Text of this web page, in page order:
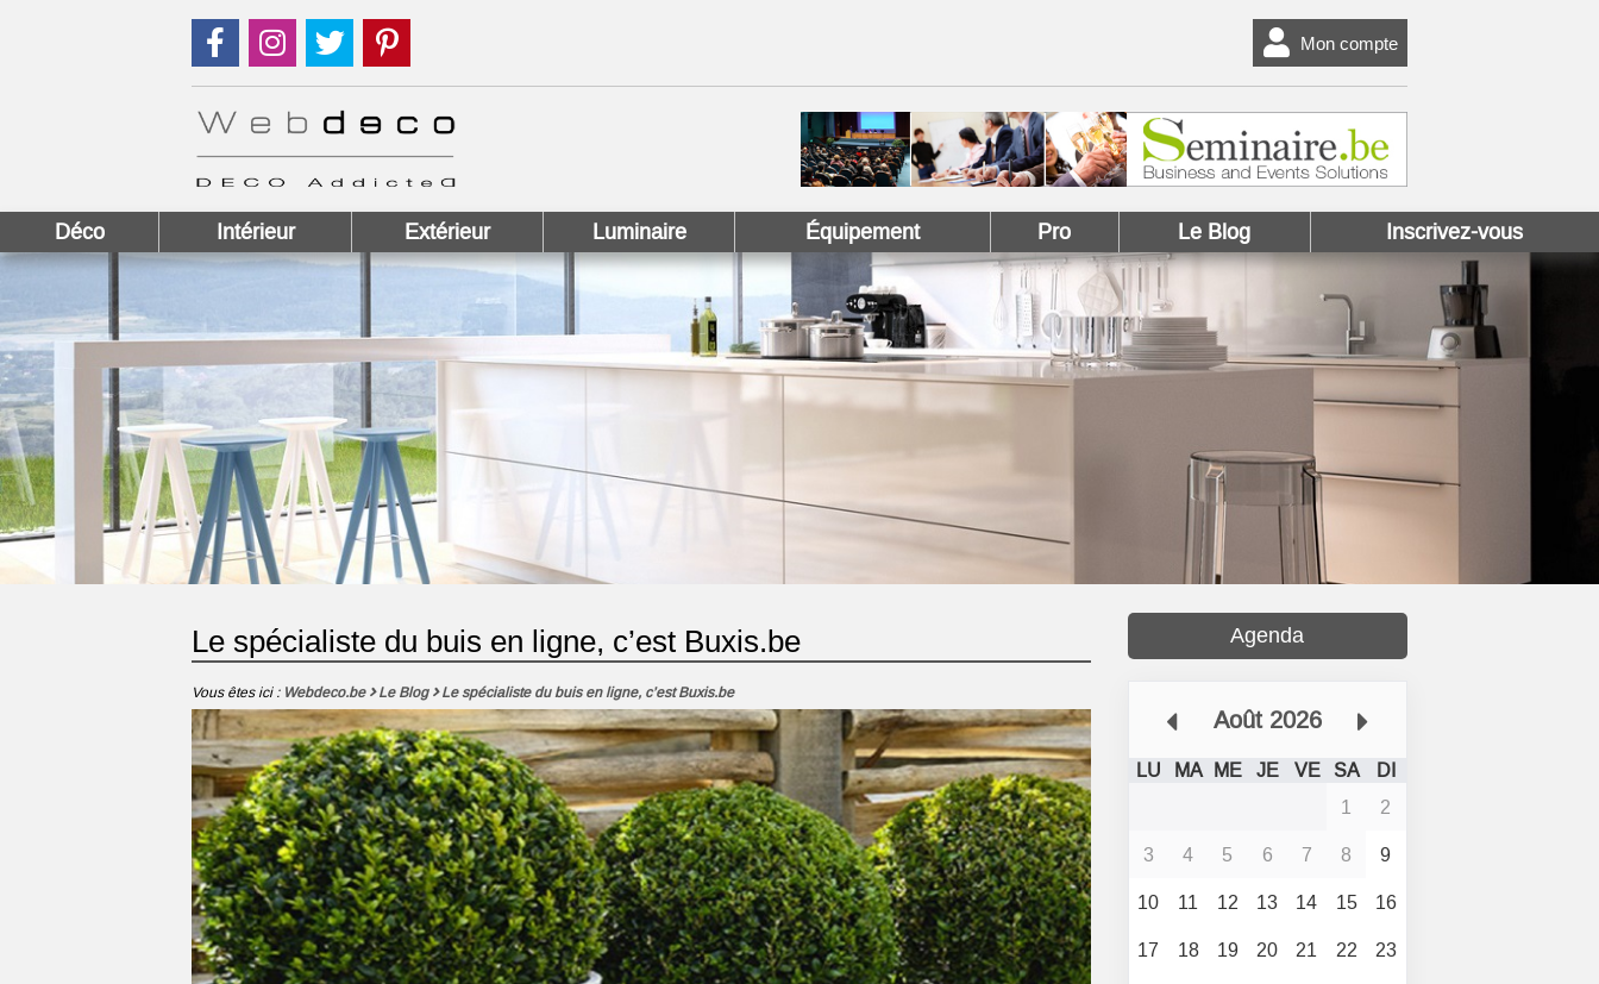
Suivez nous sur Facebook !
Suivez nous sur Instagram !
Suivez nous sur Twitter ! Mon compte
Déco Intérieur Extérieur Luminaire Équipement Pro Le Blog Inscrivez-vous
Le spécialiste du buis en ligne, c’est Buxis.be
Vous êtes ici : Webdeco.be Le Blog Le spécialiste du buis en ligne, c’est Buxis.be
Agenda
Août 2026
LU MA ME JE VE SA
DI
1
2
3
4 5 6 7 8
9
10
11 12 13 14 15
16
17
18 19 20 21 22
23